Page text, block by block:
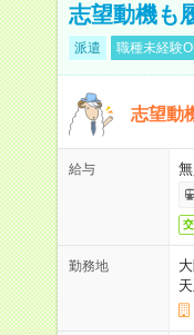
志望動機も
派遣 職種未経験
志望動
給与
勤務地